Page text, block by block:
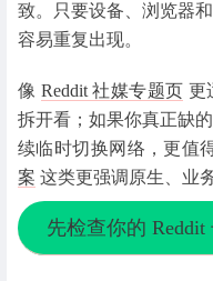
致。只要设备、浏览器
容易重复出现。
像 Reddit 社媒专题页 更
拆开看；如果你真正缺
续临时切换网络，更值
案 这类更强调原生、业
先检查你的